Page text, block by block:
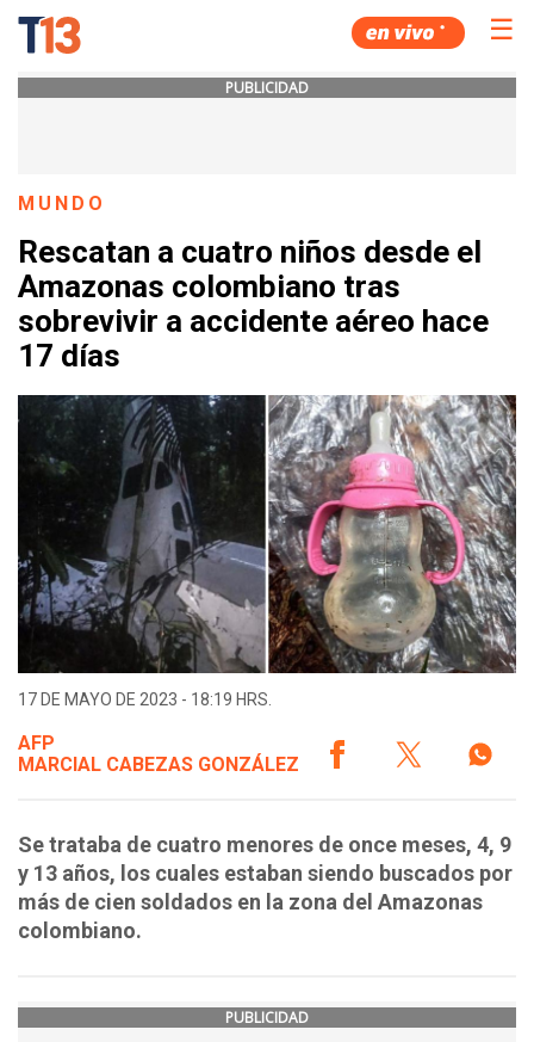
☰
PUBLICIDAD
MUNDO
Rescatan a cuatro niños desde el
Amazonas colombiano tras
sobrevivir a accidente aéreo hace
17 días
17 DE MAYO DE 2023 - 18:19 HRS.
AFP
MARCIAL CABEZAS GONZÁLEZ
Se trataba de cuatro menores de once meses, 4, 9
y 13 años, los cuales estaban siendo buscados por
más de cien soldados en la zona del Amazonas
colombiano.
PUBLICIDAD